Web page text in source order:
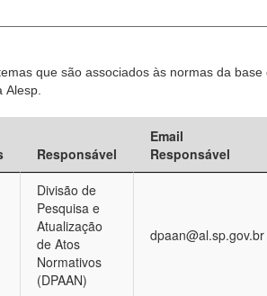
que são associados às normas da base
Alesp.
Responsável
Email
Responsável
Divisão de
Pesquisa e
Atualização
de Atos
Normativos
(DPAAN)
dpaan@al.sp.gov.br